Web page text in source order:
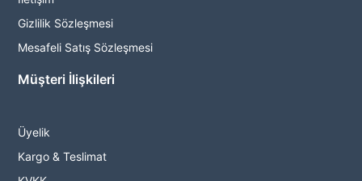
Gizlilik Sözleşmesi
Mesafeli Satış Sözleşmesi
Müşteri İlişkileri
Üyelik
Kargo & Teslimat